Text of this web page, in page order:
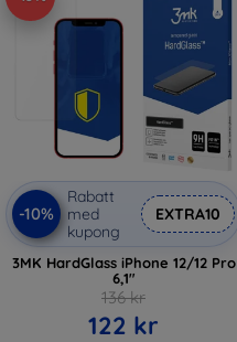
-10%
Rabatt
med
kupong
EXTRA10
3MK HardGlass iPhone 12/12 Pro
6,1"
136 kr
122 kr